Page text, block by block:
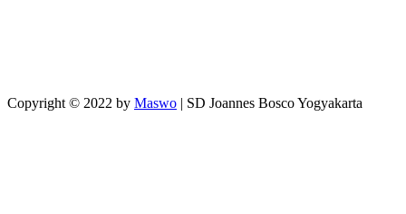
Copyright © 2022 by Maswo | SD Joannes Bosco Yogyakarta